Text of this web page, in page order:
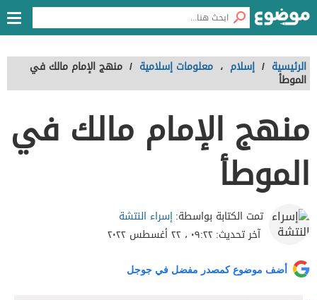
الرئيسية / إسلام ، معلومات إسلامية / منهج الإمام مالك في
الموطأ
منهج الإمام مالك في
الموطأ
تمت الكتابة بواسطة:إسراء النتشة
آخر تحديث:٠٩:٢٢ ، ٢٢ أغسطس ٢٠٢٢
أضف موضوع كمصدر مفضل في جوجل